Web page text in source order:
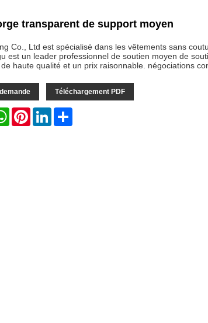
transparent de support moyen
Co., Ltd est spécialisé dans les vêtements sans
est un leader professionnel de soutien moyen de
haute qualité et un prix raisonnable. négociations
Téléchargement PDF
WhatsAppPinterestLinkedIn